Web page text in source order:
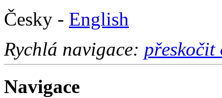
Česky - English
Rychlá navigace: přeskočit
Navigace